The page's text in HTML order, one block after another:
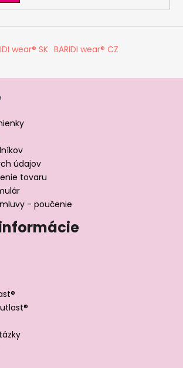
v
ý
i
u
wear® SK BARIDI wear® CZ
údajov
tovaru
- poučenie